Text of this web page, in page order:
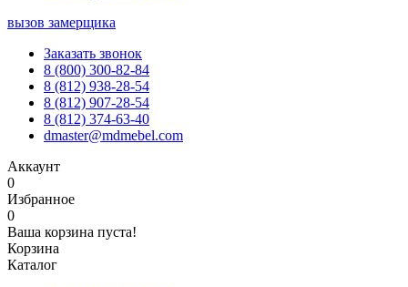
вызов замерщика
Заказать звонок
8 (800) 300-82-84
8 (812) 938-28-54
8 (812) 907-28-54
8 (812) 374-63-40
dmaster@mdmebel.com
Аккаунт
0
Избранное
0
Ваша корзина пуста!
Корзина
Каталог